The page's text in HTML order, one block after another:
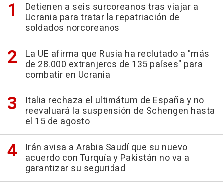
Detienen a seis surcoreanos tras viajar a
Ucrania para tratar la repatriación de
soldados norcoreanos
La UE afirma que Rusia ha reclutado a "más
de 28.000 extranjeros de 135 países" para
combatir en Ucrania
Italia rechaza el ultimátum de España y no
reevaluará la suspensión de Schengen hasta
el 15 de agosto
Irán avisa a Arabia Saudí que su nuevo
acuerdo con Turquía y Pakistán no va a
garantizar su seguridad